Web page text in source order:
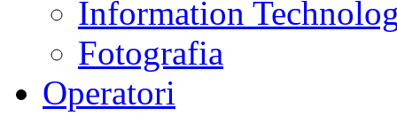
Information
Fotografia
Operatori